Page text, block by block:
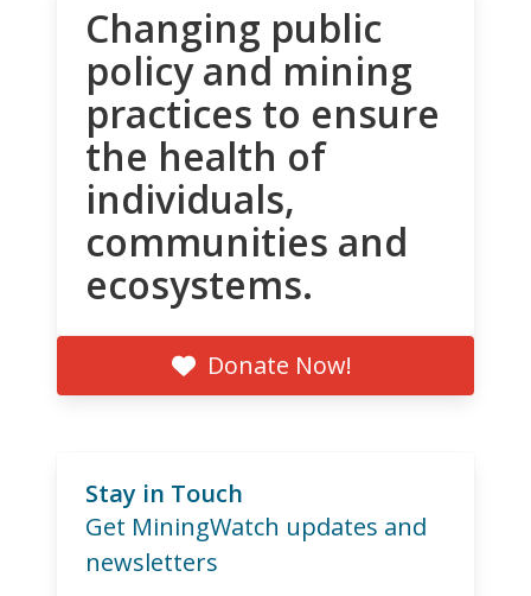
Changing public
policy and mining
practices to ensure
the health of
individuals,
communities and
ecosystems.
Donate Now!
Stay in Touch
Get MiningWatch updates and
newsletters